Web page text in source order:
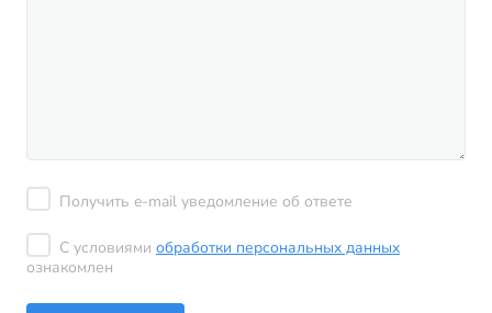
Получить e-mail уведомление об ответе
С условиями обработки персональных данных
ознакомлен